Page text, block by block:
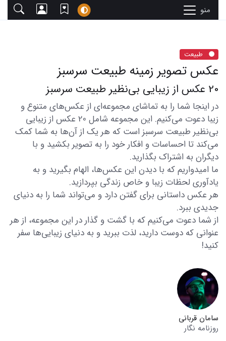
منو
طبیعت
عکس تصویر زمینه طبیعت سرسبز
20 عکس از زیبایی بی‌نظیر طبیعت سرسبز
در اینجا شما را به تماشای مجموعه‌ای از عکس‌های متنوع و
زیبا دعوت می‌کنیم. این مجموعه شامل 20 عکس از زیبایی
بی‌نظیر طبیعت سرسبز است که هر یک از آن‌ها به شما کمک
می‌کند تا احساسات و افکار خود را به تصویر بکشید و با
دیگران به اشتراک بگذارید.
ما امیدواریم که با دیدن این عکس‌ها، الهام بگیرید و به
یادآوری لحظات زیبا و خاص زندگی بپردازید.
هر عکس داستانی برای گفتن دارد و می‌تواند شما را به دنیای
جدیدی ببرد.
از شما دعوت می‌کنیم که با گشت و گذار در این مجموعه، از هر
عنوانی که دوست دارید، لذت ببرید و به دنیای زیبایی‌ها سفر
کنید!
سامان قربانی
روزنامه نگار